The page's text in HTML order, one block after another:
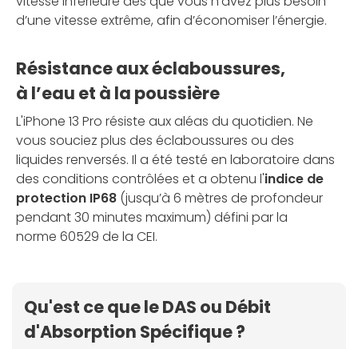
d’une vitesse extrême, afin d’économiser l’énergie.
Résistance aux éclaboussures,
à l’eau et à la poussière
L'iPhone 13 Pro résiste aux aléas du quotidien. Ne
vous souciez plus des éclaboussures ou des
liquides renversés. Il a été testé en laboratoire dans
des conditions contrôlées et a obtenu l'indice de
protection IP68 (jusqu’à 6 mètres de profondeur
pendant 30 minutes maximum) défini par la
norme 60529 de la CEI.
Qu'est ce que le DAS ou Débit
d'Absorption Spécifique ?